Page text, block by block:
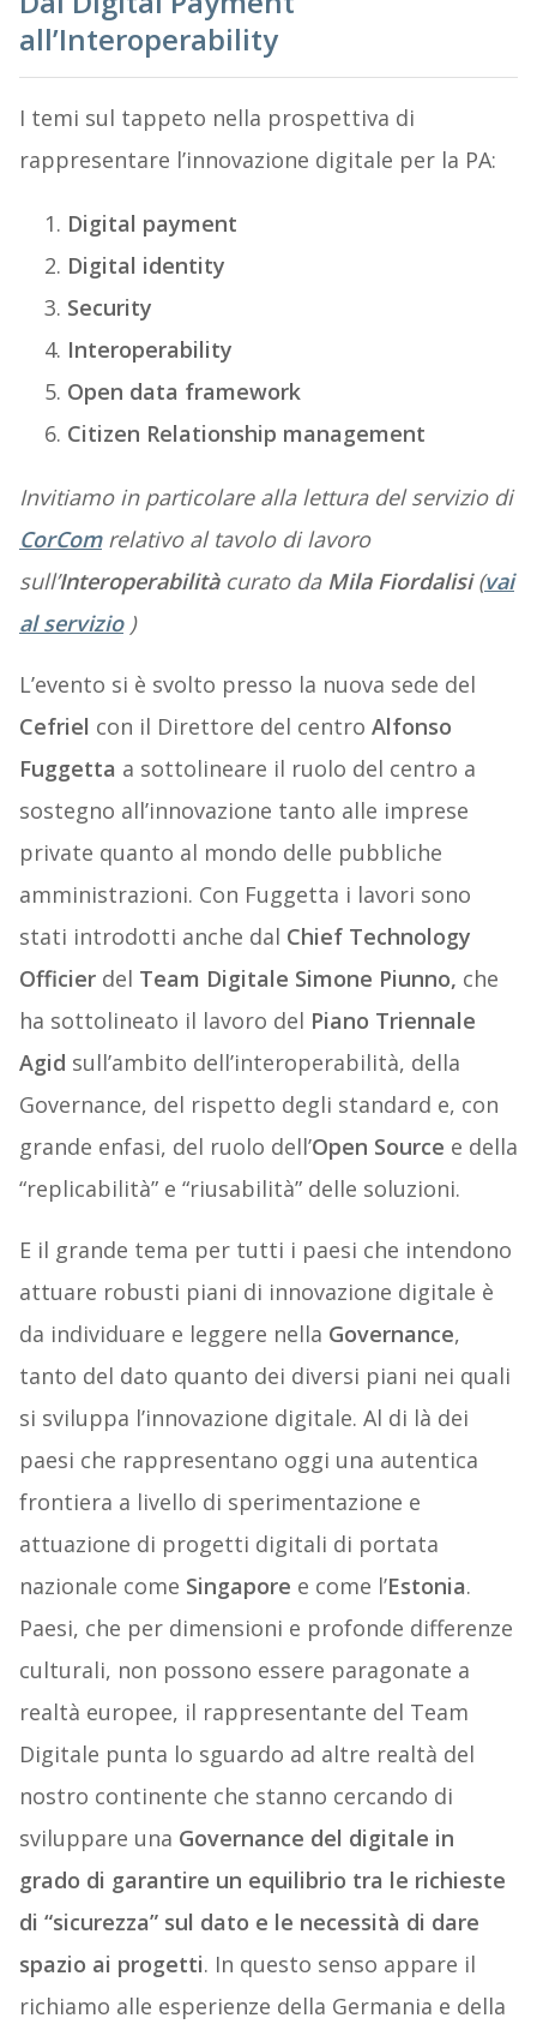
all’Interoperability
I temi sul tappeto nella prospettiva di
rappresentare l’innovazione digitale per la PA:
Digital payment
Digital identity
Security
Interoperability
Open data framework
Citizen Relationship management
Invitiamo in particolare alla lettura del servizio di
CorComrelativo al tavolo di lavoro
sull’Interoperabilitàcurato da Mila Fiordalisi(vai
al servizio)
L’evento si è svolto presso la nuova sede del
Cefriel con il Direttore del centro Alfonso
Fuggetta a sottolineare il ruolo del centro a
sostegno all’innovazione tanto alle imprese
private quanto al mondo delle pubbliche
amministrazioni. Con Fuggetta i lavori sono
stati introdotti anche dal Chief Technology
Officierdel Team Digitale Simone Piunno, che
ha sottolineato il lavoro del Piano Triennale
Agid sull’ambito dell’interoperabilità, della
Governance, del rispetto degli standard e, con
grande enfasi, del ruolo dell’Open Source e della
“replicabilità” e “riusabilità” delle soluzioni.
E il grande tema per tutti i paesi che intendono
attuare robusti piani di innovazione digitale è
da individuare e leggere nella Governance,
tanto del dato quanto dei diversi piani nei quali
si sviluppa l’innovazione digitale. Al di là dei
paesi che rappresentano oggi una autentica
frontiera a livello di sperimentazione e
attuazione di progetti digitali di portata
nazionale come Singapore e come l’Estonia.
Paesi, che per dimensioni e profonde differenze
culturali, non possono essere paragonate a
realtà europee, il rappresentante del Team
Digitale punta lo sguardo ad altre realtà del
nostro continente che stanno cercando di
sviluppare una Governance del digitale in
grado di garantire un equilibrio tra le richieste
di “sicurezza” sul dato e le necessità di dare
spazio ai progetti. In questo senso appare il
richiamo alle esperienze della Germania e della